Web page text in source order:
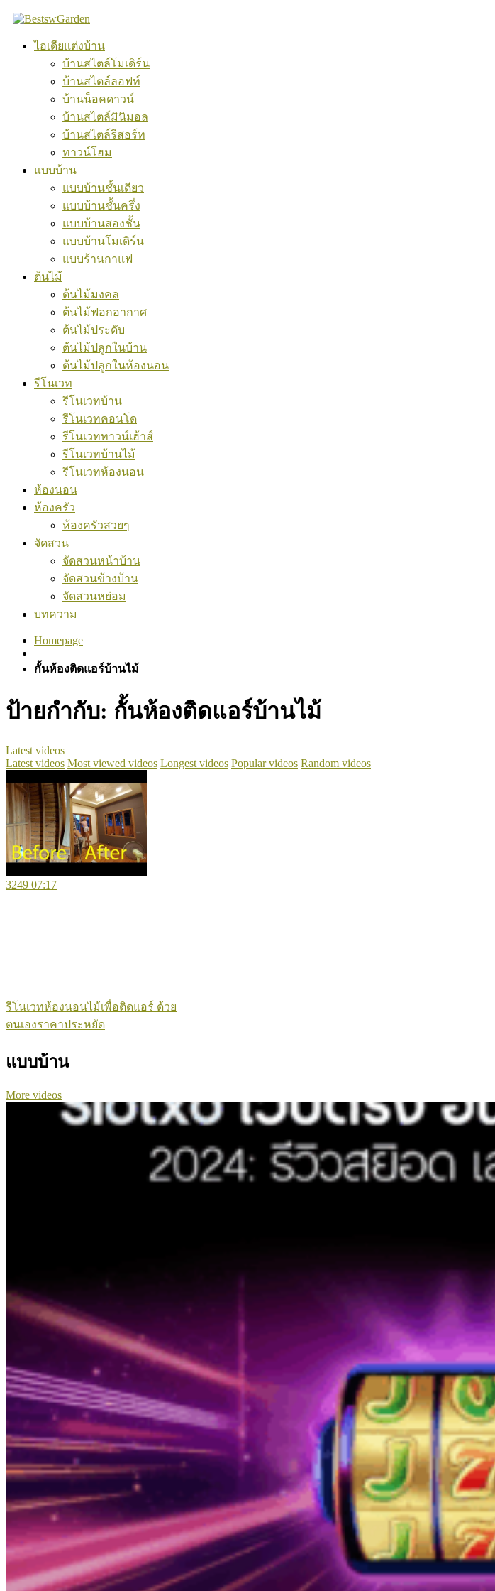
Skip
to
ไอเดียแต่งบ้าน
บ้านสไตล์โมเดิร์น
บ้านสไตล์ลอฟท์
บ้านน็อคดาวน์
บ้านสไตล์มินิมอล
บ้านสไตล์รีสอร์ท
ทาวน์โฮม
แบบบ้าน
แบบบ้านชั้นเดียว
แบบบ้านชั้นครึ่ง
แบบบ้านสองชั้น
แบบบ้านโมเดิร์น
แบบร้านกาแฟ
ต้นไม้
ต้นไม้มงคล
ต้นไม้ฟอกอากาศ
ต้นไม้ประดับ
ต้นไม้ปลูกในบ้าน
ต้นไม้ปลูกในห้องนอน
รีโนเวท
รีโนเวทบ้าน
รีโนเวทคอนโด
รีโนเวททาวน์เฮ้าส์
รีโนเวทบ้านไม้
รีโนเวทห้องนอน
ห้องนอน
ห้องครัว
ห้องครัวสวยๆ
จัดสวน
จัดสวนหน้าบ้าน
จัดสวนข้างบ้าน
จัดสวนหย่อม
บทความ
Homepage
กั้นห้องติดแอร์บ้านไม้
ป้ายกำกับ: กั้นห้องติดแอร์บ้านไม้
Latest videos
Latest videos Most viewed videos Longest videos Popular videos Random videos
3249 07:17
รีโนเวทห้องนอนไม้เพื่อติดแอร์ ด้วย
ตนเองราคาประหยัด
แบบบ้าน
More videos